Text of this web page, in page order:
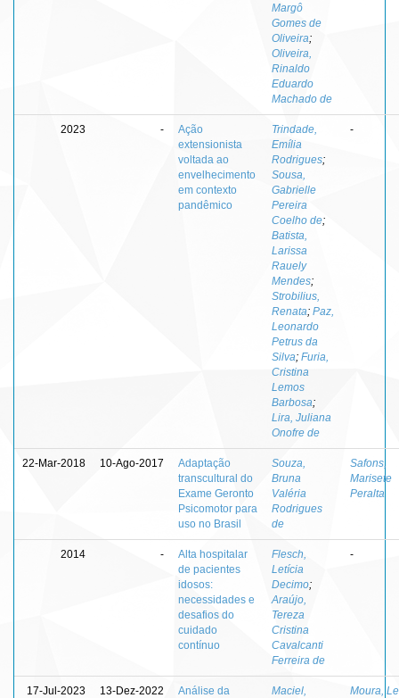
Margô
Gomes de
Oliveira;
Oliveira,
Rinaldo
Eduardo
Machado de
2023 -
Ação
extensionista
voltada ao
envelhecimento
em contexto
pandêmico
Trindade,
Emília
Rodrigues;
Sousa,
Gabrielle
Pereira
Coelho de;
Batista,
Larissa
Rauely
Mendes;
Strobilius,
Renata; Paz,
Leonardo
Petrus da
Silva; Furia,
Cristina
Lemos
Barbosa;
Lira, Juliana
Onofre de
-
22-Mar-2018 10-Ago-2017
Adaptação
transcultural do
Exame Geronto
Psicomotor para
uso no Brasil
Souza,
Bruna
Valéria
Rodrigues
de
Safons,
Marisete
Peralta
2014 -
Alta hospitalar
de pacientes
idosos:
necessidades e
desafios do
cuidado
contínuo
Flesch,
Letícia
Decimo;
Araújo,
Tereza
Cristina
Cavalcanti
Ferreira de
-
17-Jul-2023 13-Dez-2022
Análise da
Maciel,
Moura,